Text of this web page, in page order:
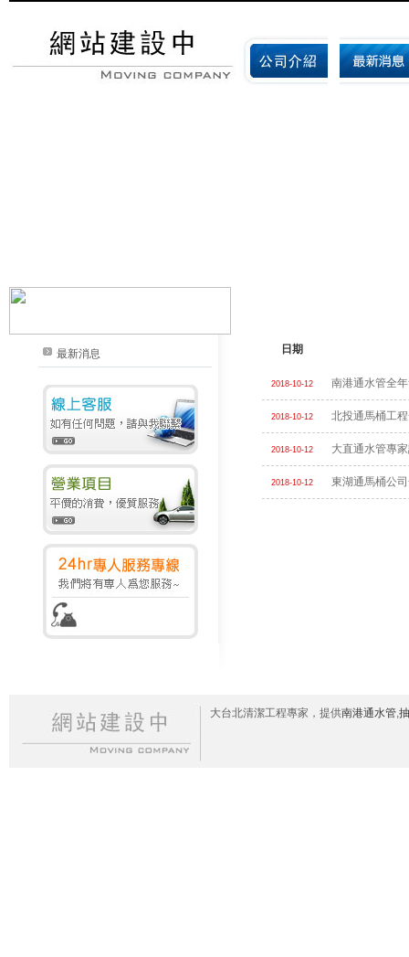
最新消息 日期
2018-10-12 南港通水管全
2018-10-12 北投通馬桶工
2018-10-12 大直通水管專
2018-10-12 東湖通馬桶公
大台北清潔工程專家，提供南港通水管,